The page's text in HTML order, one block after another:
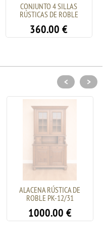
CONJUNTO 4 SILLAS
RÚSTICAS DE ROBLE
360.00€
ALACENA RÚSTICA DE
ROBLE PK-12/31
1000.00€
< >